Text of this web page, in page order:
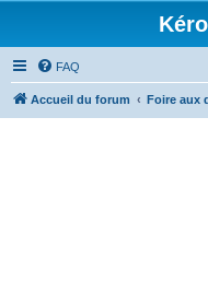
FAQ
Accueil du forum Foire aux